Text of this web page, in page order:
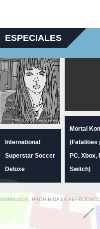
ESPECIALES
International
Superstar Soccer
Deluxe
Mortal
(Fatalities
PC, Xbox,
Switch)
©2000-2026. PROHIBIDA LA